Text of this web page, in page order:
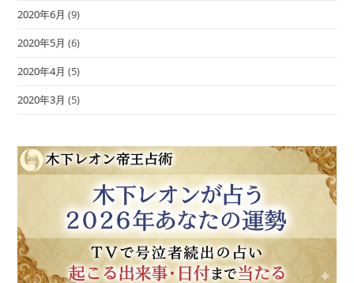
2020年6月 (9)
2020年5月 (6)
2020年4月 (5)
2020年3月 (5)